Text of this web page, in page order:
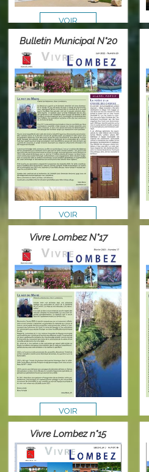
VOIR
Bulletin Municipal N°20
VOIR
Vivre Lombez N°17
VOIR
Vivre Lombez n°15